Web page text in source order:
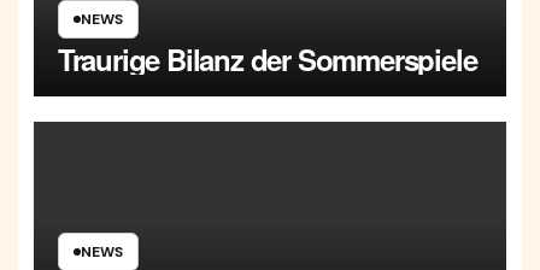
NEWS
Traurige Bilanz der Sommerspiele
NEWS